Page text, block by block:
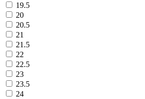
19.5
20
20.5
21
21.5
22
22.5
23
23.5
24